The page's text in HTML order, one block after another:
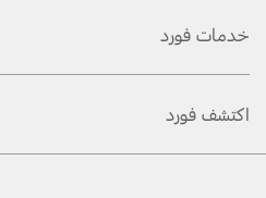
خدمات فورد
اكتشف فورد